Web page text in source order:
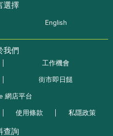
選擇
English
我們
工作機會
街市即日餸
網店平台
使用條款 私隱政策
查詢